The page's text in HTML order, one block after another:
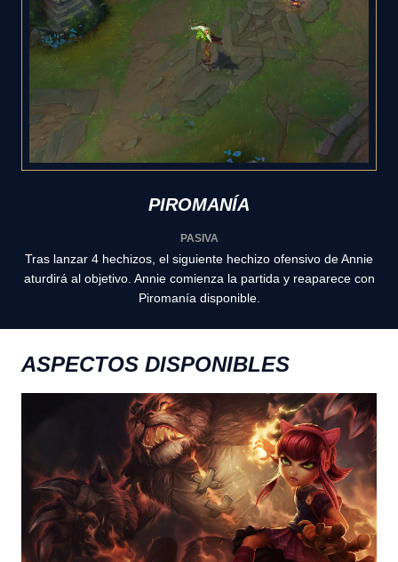
PIROMANÍA
PASIVA
Tras lanzar 4 hechizos, el siguiente hechizo ofensivo de Annie
aturdirá al objetivo. Annie comienza la partida y reaparece con
Piromanía disponible.
ASPECTOS DISPONIBLES